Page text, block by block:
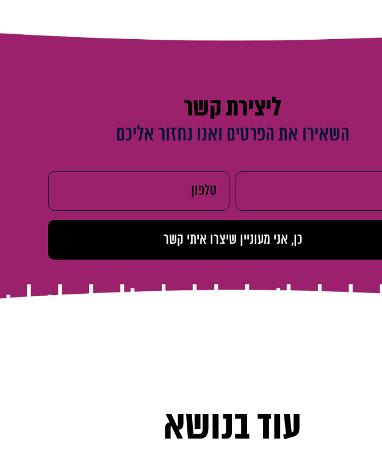
ליצירת קשר
השאירו את הפרטים ואנו נחזור אליכם
עוד בנושא